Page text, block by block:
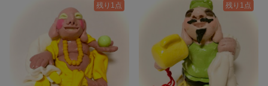
残り1点 残り1点